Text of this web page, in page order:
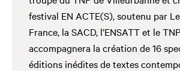
festival EN ACTE(S), soutenu par
France, la SACD, l’ENSATT et le
accompagnera la création de 16
éditions inédites de textes